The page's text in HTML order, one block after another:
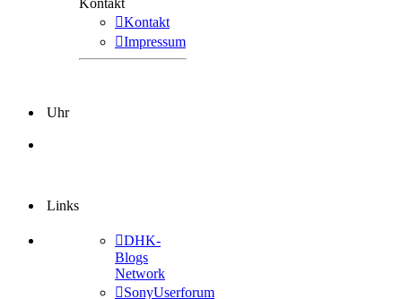
Kontakt
Kontakt
Impressum
Uhr
Links
DHK-
Blogs
Network
SonyUserforum